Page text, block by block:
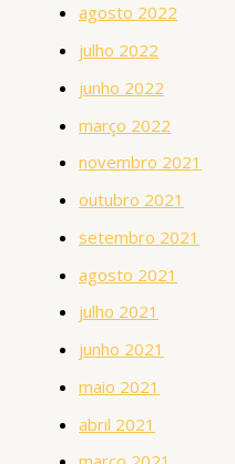
agosto 2022
julho 2022
junho 2022
março 2022
novembro 2021
outubro 2021
setembro 2021
agosto 2021
julho 2021
junho 2021
maio 2021
abril 2021